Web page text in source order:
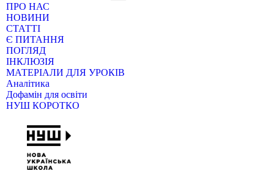
ПРО НАС
НОВИНИ
СТАТТІ
Є ПИТАННЯ
ПОГЛЯД
ІНКЛЮЗІЯ
МАТЕРІАЛИ ДЛЯ УРОКІВ
Аналітика
Дофамін для освіти
НУШ КОРОТКО